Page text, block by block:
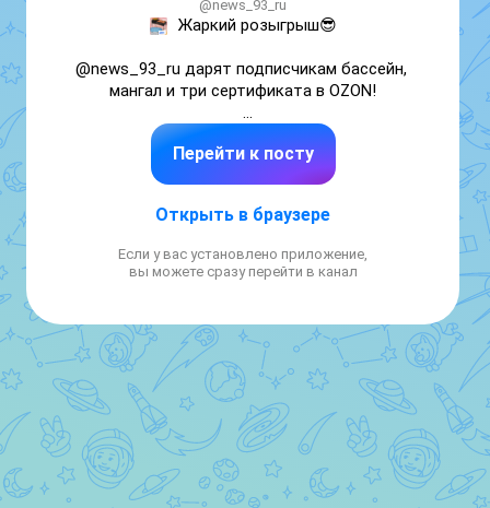
@news_93_ru
Жаркий розыгрыш😎
@news_93_ru дарят подписчикам бассейн,
мангал и три сертификата в OZON!
А что делать, чтобы выиграть?
— Подписаться на @news_93_ru
— Отправить пост другу.
1 июня бот выберет 5 победителей. Призы
третьему, четвертому и пятому —
сертификаты.
Важно: чтобы получить подарок,
выигравшие должны будут ответить на
сообщение редакции в течение суток после
подведения итогов.
Перейти к посту
Открыть в браузере
Если у вас установлено приложение,
вы можете сразу перейти в канал